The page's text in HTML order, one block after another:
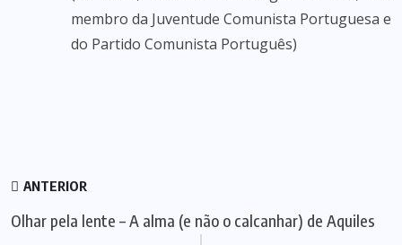
membro da Juventude Comunista Portuguesa e
do Partido Comunista Português)
ANTERIOR
Olhar pela lente – A alma (e não o calcanhar) de Aquiles